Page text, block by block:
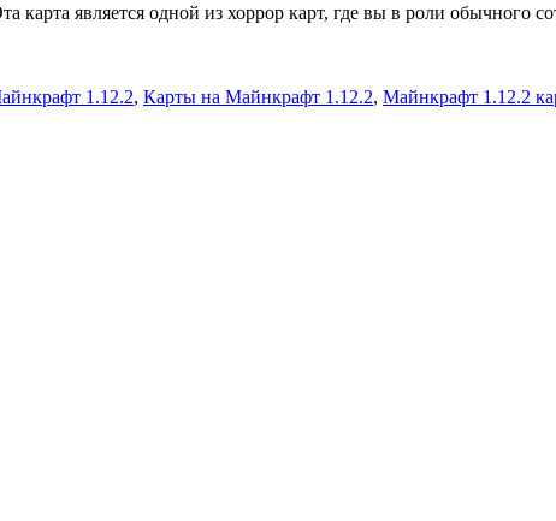
является одной из хоррор карт, где вы в роли обычного
1.12.2, Карты на Майнкрафт 1.12.2, Майнкрафт 1.12.2